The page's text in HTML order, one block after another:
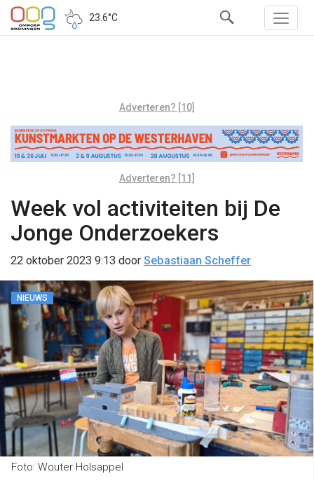
23.6°C
Adverteren? [10]
Adverteren? [11]
Week vol activiteiten bij De
Jonge Onderzoekers
22 oktober 2023 9:13 door Sebastiaan Scheffer
NIEUWS
Foto: Wouter Holsappel